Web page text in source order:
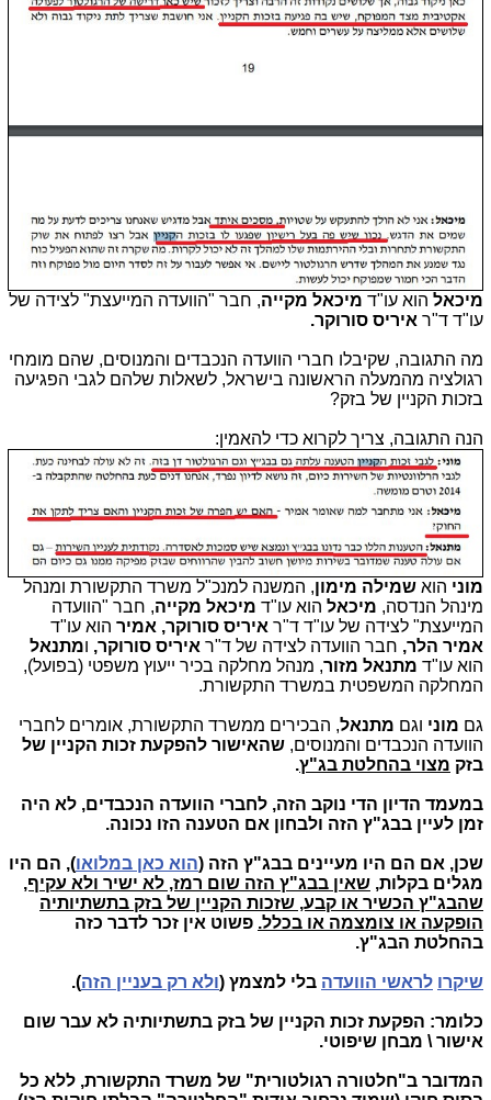
מיכאל הוא עו"ד מיכאל מקייה, חבר "הוועדה המייעצת" לצידה של
עו"ד ד"ר איריס סורוקר.
מה התגובה, שקיבלו חברי הוועדה הנכבדים והמנוסים, שהם מומחי
רגולציה מהמעלה הראשונה בישראל, לשאלות שלהם לגבי הפגיעה
בזכות הקניין של בזק?
הנה התגובה, צריך לקרוא כדי להאמין:
מוני הוא שמילה מימון, המשנה למנכ"ל משרד התקשורת ומנהל
מינהל הנדסה, מיכאל הוא עו"ד מיכאל מקייה, חבר "הוועדה
המייעצת" לצידה של עו"ד ד"ר איריס סורוקר, אמיר הוא עו"ד
אמיר הלר, חבר הוועדה לצידה של ד"ר איריס סורוקר, ומתנאל
הוא עו"ד מתנאל מזור, מנהל מחלקה בכיר ייעוץ משפטי (בפועל),
המחלקה המשפטית במשרד התקשורת.
גם מוני וגם מתנאל, הבכירים ממשרד התקשורת, אומרים לחברי
הוועדה הנכבדים והמנוסים, שהאישור להפקעת זכות הקניין של
בזק מצוי בהחלטת בג"ץ.
במעמד הדיון הדי נוקב הזה, לחברי הוועדה הנכבדים, לא היה
זמן לעיין בבג"ץ הזה ולבחון אם הטענה הזו נכונה.
שכן, אם הם היו מעיינים בבג"ץ הזה (הוא כאן במלואו), הם היו
מגלים בקלות, שאין בבג"ץ הזה שום רמז, לא ישיר ולא עקיף,
שהבג"ץ הכשיר או קבע, שזכות הקניין של בזק בתשתיותיה
הופקעה או צומצמה או בכלל. פשוט אין זכר לדבר כזה
בהחלטת הבג"ץ.
שיקרו לראשי הוועדה בלי למצמץ (ולא רק בעניין הזה).
כלומר: הפקעת זכות הקניין של בזק בתשתיותיה לא עבר שום
אישור \ מבחן שיפוטי.
המדובר ב"חלטורה רגולטורית" של משרד התקשורת, ללא כל